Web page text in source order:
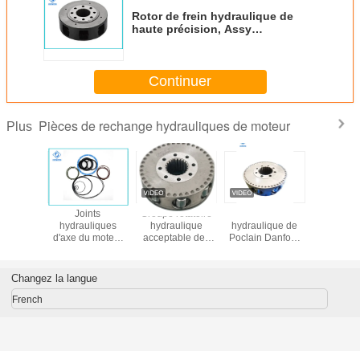
Rotor de frein hydraulique de
haute précision, Assy
Poclain
Continuer
Plus Pièces de rechange hydrauliques de moteur
Joints
hydrauliques
d'axe du moteur
besoins du client
par biens pour
rouleau
Groupe rotatoire
hydraulique
acceptable des
d'OEM/ODM
hydraulique de
Poclain Danfoss
pour le redresseur
piston
Changez la langue
French